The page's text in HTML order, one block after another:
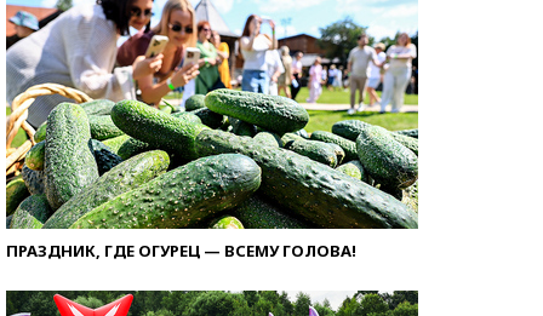
ПРАЗДНИК, ГДЕ ОГУРЕЦ — ВСЕМУ ГОЛОВА!